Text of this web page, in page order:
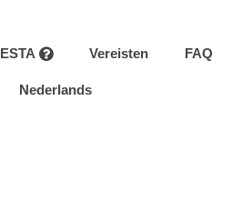
ESTA Vereisten FAQ
Nederlands